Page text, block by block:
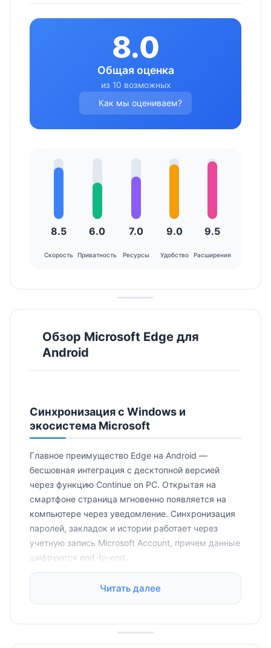
8.0
Общая оценка
из 10 возможных
Как мы оцениваем?
8.5
Скорость
6.0
Приватность
7.0
Ресурсы
9.0
Удобство
9.5
Расширения
Обзор Microsoft Edge для
Android
Синхронизация с Windows и
экосистема Microsoft
Главное преимущество Edge на Android —
бесшовная интеграция с десктопной версией
через функцию Continue on PC. Открытая на
смартфоне страница мгновенно появляется на
компьютере через уведомление. Синхронизация
паролей, закладок и истории работает через
учетную запись Microsoft Account, причем данные
шифруются end-to-end.
можно открывать документы из OneDrive прямо в
заметок) синхронизируются между всеми
Читать далее